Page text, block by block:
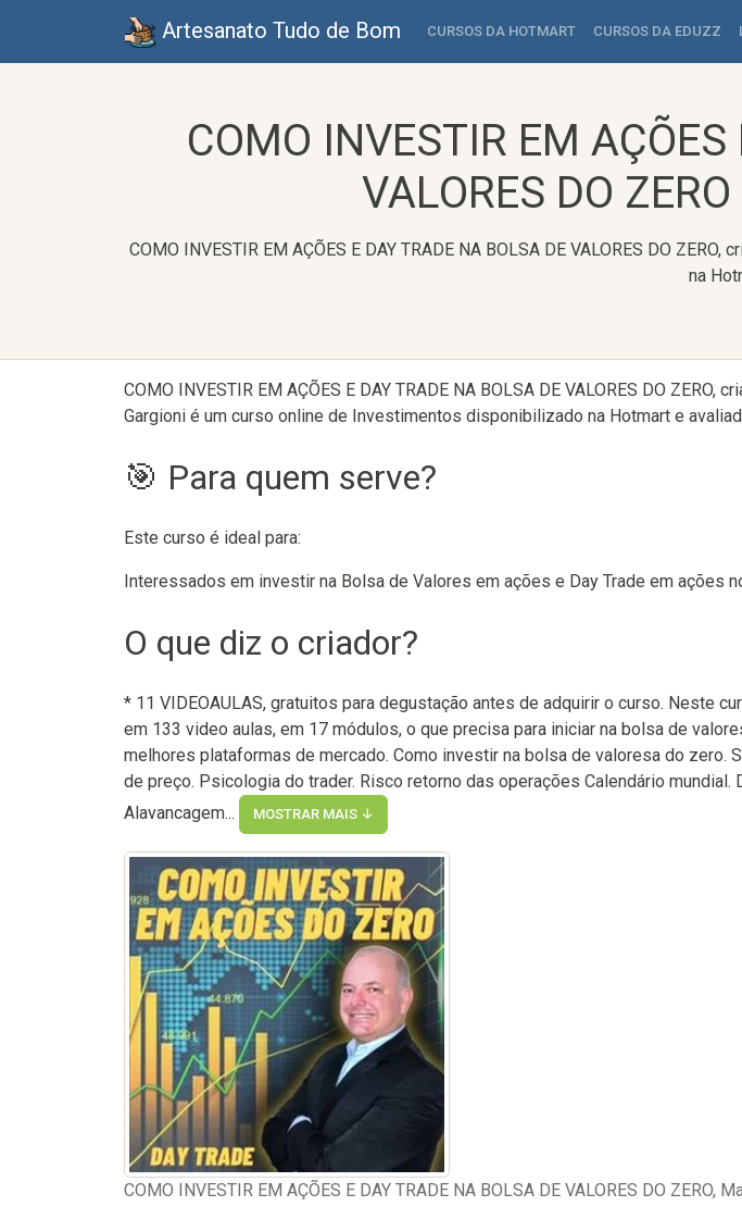
Artesanato Tudo de Bom CURSOS DA HOTMART CURSOS DA EDUZZ
COMO INVESTIR EM
VALORES DO
COMO INVESTIR EM AÇÕES E DAY TRADE NA BOLSA DE VALORES DO
na
COMO INVESTIR EM AÇÕES E DAY TRADE NA BOLSA DE VALORES DO ZERO,
Gargioni é um curso online de Investimentos disponibilizado na Hotmart e
🎯 Para quem serve?
Este curso é ideal para:
Interessados em investir na Bolsa de Valores em ações e Day Trade em ações
O que diz o criador?
* 11 VIDEOAULAS, gratuitos para degustação antes de adquirir o curso. Neste
em 133 video aulas, em 17 módulos, o que precisa para iniciar na bolsa de
melhores plataformas de mercado. Como investir na bolsa de valoresa do zero.
de preço. Psicologia do trader. Risco retorno das operações Calendário mundial.
Alavancagem...
MOSTRAR MAIS ↓
COMO INVESTIR EM AÇÕES E DAY TRADE NA BOLSA DE VALORES DO ZERO,